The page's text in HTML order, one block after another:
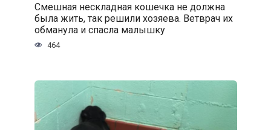
Смешная нескладная кошечка не должна
была жить, так решили хозяева. Ветврач их
обманула и спасла малышку
464